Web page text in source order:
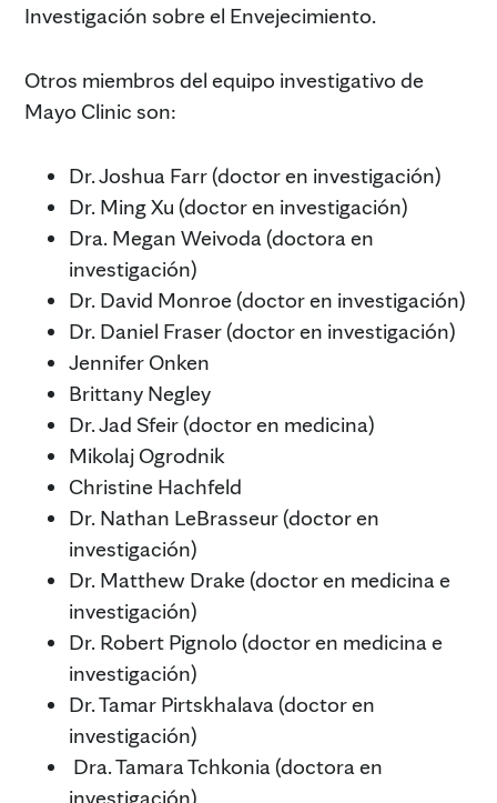
Investigación sobre el Envejecimiento.
Otros miembros del equipo investigativo de
Mayo Clinic son:
Dr. Joshua Farr (doctor en investigación)
Dr. Ming Xu (doctor en investigación)
Dra. Megan Weivoda (doctora en
investigación)
Dr. David Monroe (doctor en investigación)
Dr. Daniel Fraser (doctor en investigación)
Jennifer Onken
Brittany Negley
Dr. Jad Sfeir (doctor en medicina)
Mikolaj Ogrodnik
Christine Hachfeld
Dr. Nathan LeBrasseur (doctor en
investigación)
Dr. Matthew Drake (doctor en medicina e
investigación)
Dr. Robert Pignolo (doctor en medicina e
investigación)
Dr. Tamar Pirtskhalava (doctor en
investigación)
Dra. Tamara Tchkonia (doctora en
investigación)